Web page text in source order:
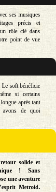
ses musiques
précis et
rôle clé dans
point de vue
Le soft bénéficie
si certains
après tant
avons de quoi
solide et
! Sans
une aventure
Metroid.